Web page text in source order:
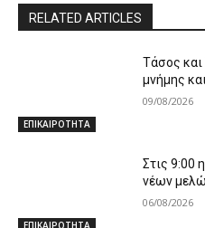
RELATED ARTICLES
ΕΠΙΚΑΙΡΟΤΗΤΑ
Τάσος
μνήμης
09/08/2026
ΕΠΙΚΑΙΡΟΤΗΤΑ
Στις 9:00
νέων
06/08/2026